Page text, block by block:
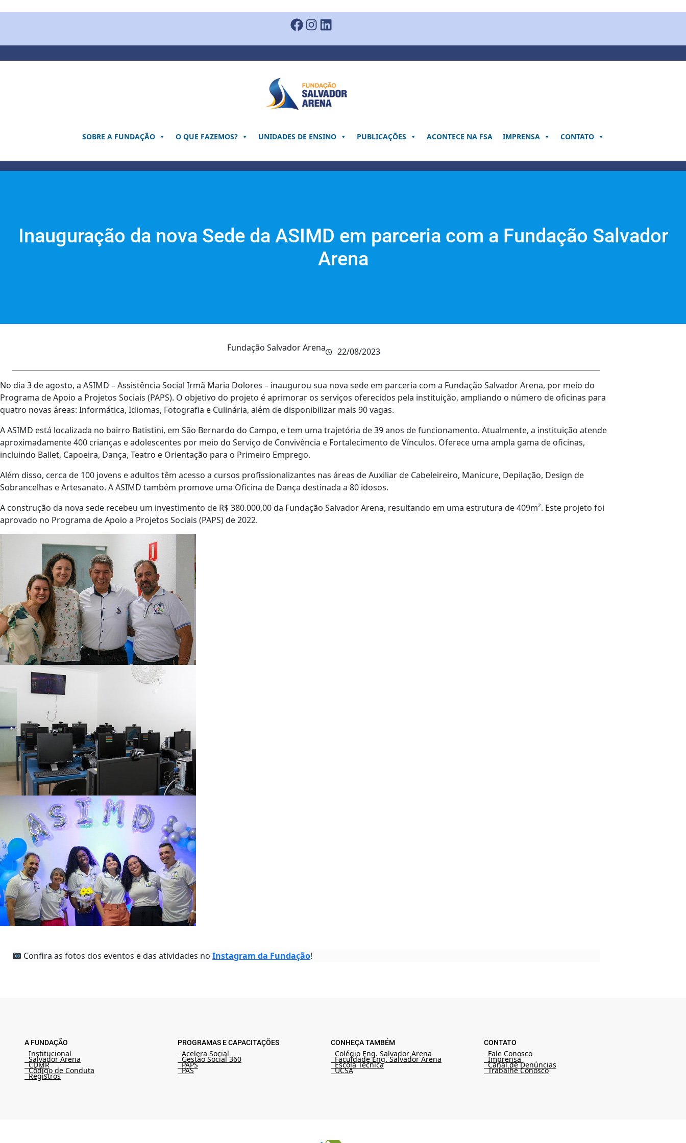
Facebook
Instagram
LinkedIn
SOBRE A FUNDAÇÃO O QUE FAZEMOS? UNIDADES DE ENSINO PUBLICAÇÕES ACONTECE NA FSA IMPRENSA CONTATO
Inauguração da nova Sede da ASIMD em parceria com a Fundação Salvador
Arena
Fundação Salvador Arena 22/08/2023
No dia 3 de agosto, a ASIMD – Assistência Social Irmã Maria Dolores – inaugurou sua nova sede em parceria com a Fundação Salvador Arena, por meio do
Programa de Apoio a Projetos Sociais (PAPS). O objetivo do projeto é aprimorar os serviços oferecidos pela instituição, ampliando o número de oficinas para
quatro novas áreas: Informática, Idiomas, Fotografia e Culinária, além de disponibilizar mais 90 vagas.
A ASIMD está localizada no bairro Batistini, em São Bernardo do Campo, e tem uma trajetória de 39 anos de funcionamento. Atualmente, a instituição atende
aproximadamente 400 crianças e adolescentes por meio do Serviço de Convivência e Fortalecimento de Vínculos. Oferece uma ampla gama de oficinas,
incluindo Ballet, Capoeira, Dança, Teatro e Orientação para o Primeiro Emprego.
Além disso, cerca de 100 jovens e adultos têm acesso a cursos profissionalizantes nas áreas de Auxiliar de Cabeleireiro, Manicure, Depilação, Design de
Sobrancelhas e Artesanato. A ASIMD também promove uma Oficina de Dança destinada a 80 idosos.
A construção da nova sede recebeu um investimento de R$ 380.000,00 da Fundação Salvador Arena, resultando em uma estrutura de 409m². Este projeto foi
aprovado no Programa de Apoio a Projetos Sociais (PAPS) de 2022.
Confira as fotos dos eventos e das atividades noInstagram da Fundação!
A FUNDAÇÃO
Institucional
Salvador Arena
CDMR
Código de Conduta
Registros
PROGRAMAS E CAPACITAÇÕES
Acelera Social
Gestão Social 360
PAPS
PAS
CONHEÇA TAMBÉM
Colégio Eng. Salvador Arena
Faculdade Eng. Salvador Arena
Escola Técnica
UCSA
CONTATO
Fale Conosco
Imprensa
Canal de Denúncias
Trabalhe Conosco